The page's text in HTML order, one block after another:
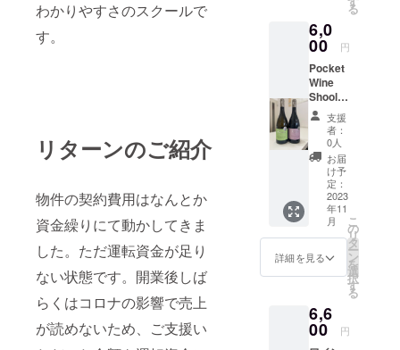
わかりやすさのスクールで
す。
リターンのご紹介
物件の契約費用はなんとか
資金繰りにて動かしてきま
した。ただ運転資金が足り
ない状態です。開業後しば
らくはコロナの影響で売上
が読めないため、ご支援い
マリアー
ジュを手作
りのフラン
ス、イタリ
ア料理、天
然酵母のパ
ンで生徒の
皆様にアッ
トホームに
楽しんでい
ただいてお
ります。
スパート、
ソムリエ、
ナー :
デ・ボ
ルトリ
ファミ
リー]
[ワイン
メー
カー :
ティー
ヴ・
ウェ
バー]
デ・ボ
ルトリ
社は
1928年
創業以
来、そ
の良さ
と誠実
な経営
の世界
へよう
こそ！
1、ワイ
ンとは
どんな
お酒か
な？
2、ブド
ウ品種
の特徴
3、ラベ
ルの読
み方
4、レス
トラン
での楽
しみ方
※ ワイ
テム ボ
ル
ドー
は、長
い余韻
が特長
の大変
飲み心
地の良
いシャ
ンパー
ニュ。
ピノの
果実と
シャル
ドネの
フィネ
スが見
和を見
せてい
柑橘系
果実や
ブリオ
できる
限り手
頃な価
格で手
に入
る、他
には無
いよう
な素晴
らしい
品質の
ワイン
を造ろ
うと考
えてい
が、つ
いに実
ヴァン
スタイ
ルを貫
最低
24ヶ月
成 複
雑味な
旨 みは
リザー
ブワイ
ンの多
さ
（30％
） 醸造
はすべ
てのレ
ンジで
ク
ティッ
の熟成
を行
い、
ロ・サ
ン・
ジェル
マ
ン」。
ドメー
ヌ・ロ
シュバ
ンの原
点と
なった
歴史的
な区
画。
14ha所
有。標
高250～
300m。
い南西
向き丘
ヨンブ
ラン主
体 2,
2019
(ﾃｭﾇｳﾞｧ
ﾝ) Presi
dial
Thunuvi
n プレ
ジディ
アル
テュヌ
ヴァン
メル
ドー
ルー
ジュル
リオン
の最高
峰CHド
る
6,0
00 円
Pocket
Wine
Shool、
Shop限
定ブル
ゴー
ニュお
すすめ
赤白
セット
1ROCH
EBIN
BOURG
OGNE
CHARD
ONNAY
S
VIGNES
2ROCH
支援
者：
0人
お届
け予
定：
2023
年11
月
詳細を見る
こ
の
リ
タ
ー
ン
を
選
択
す
る
6,6
00 円